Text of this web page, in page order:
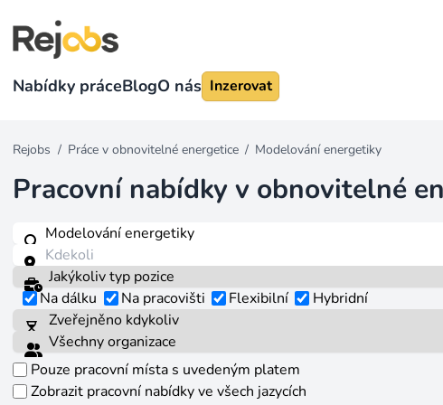
Nabídky práceBlogO nás Inzerovat
Rejobs / Práce v obnovitelné energetice / Modelování energetiky
Pracovní nabídky v obnovitelné
Na dálku Na pracovišti Flexibilní Hybridní
Pouze pracovní místa s uvedeným platem
Zobrazit pracovní nabídky ve všech jazycích